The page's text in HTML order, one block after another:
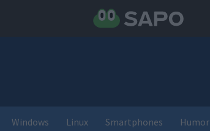
Windows Linux Smartphones Humor